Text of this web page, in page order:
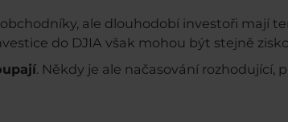
ale dlouhodobí investoři mají
do DJIA však mohou být stejně
. Někdy je ale načasování rozhodující,